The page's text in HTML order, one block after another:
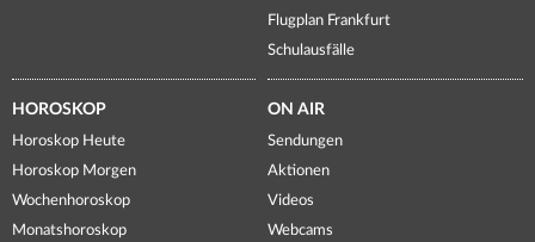
Flugplan Frankfurt
Schulausfälle
HOROSKOP
Horoskop Heute
Horoskop Morgen
Wochenhoroskop
Monatshoroskop
ON AIR
Sendungen
Aktionen
Videos
Webcams